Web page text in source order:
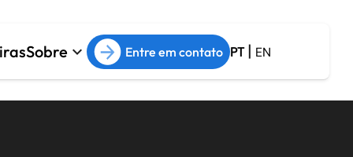
Arquitetura e Cloud
Sobre keyboard_arrow_down Entre em contato PT| EN